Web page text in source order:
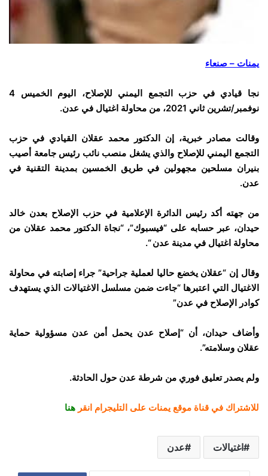
يمنات – صنعاء
نجا قيادي في حزب التجمع اليمني للإصلاح، اليوم الخميس 4
نوفمبر/تشرين ثاني 2021، من محاولة اغتيال في عدن.
وقالت مصادر خبرية، إن الدكتور محمد عقلان القيادي في حزب
التجمع اليمني للإصلاح والذي يشغل منصب نائب رئيس جامعة أصيب
بنيران مسلحين مجهولين في طريق الخمسين بمدينة التقنية في
عدن.
من جهته أكد رئيس الدائرة الإعلامية في حزب الإصلاح بعدن خالد
حيدان، عبر حسابه على “فيسبوك”، “نجاة الدكتور محمد عقلان من
محاولة اغتيال في مدينة عدن “.
وقال إن “عقلان يخضع حاليا لعملية جراحية” جراء إصابته في محاولة
الاغتيال التي اعتبرها “جاءت ضمن مسلسل الاغتيالات الذي يستهدف
كوادر الإصلاح في عدن”
وأضاف حيدان، أن “إصلاح عدن يحمل أمن عدن مسؤولية حماية
عقلان وسلامته”.
ولم يصدر تعليق فوري من شرطة عدن حول الحادثة.
للاشتراك في قناة موقع يمنات على التليجرام انقر هنا
اغتيالات عدن